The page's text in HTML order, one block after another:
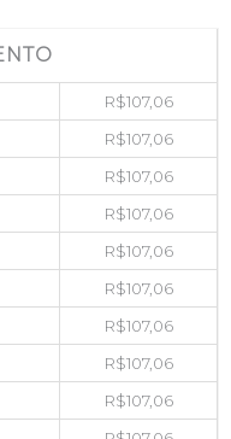
R$107,06
R$107,06
R$107,06
R$107,06
R$107,06
R$107,06
R$107,06
R$107,06
R$107,06